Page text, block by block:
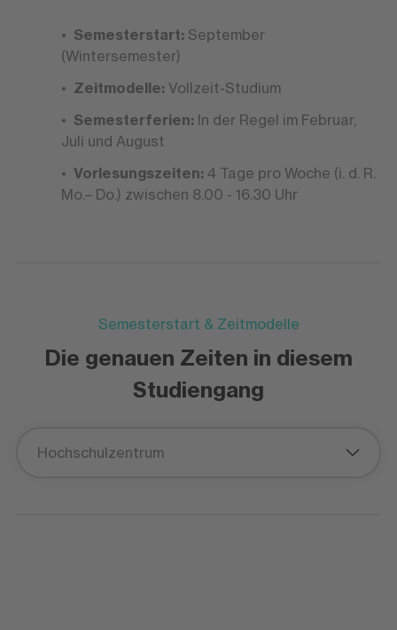
Semesterstart:September
(Wintersemester)
Zeitmodelle:Vollzeit-Studium
Semesterferien:In der Regel im Februar,
Juli und August
Vorlesungszeiten:4 Tage pro Woche (i. d. R.
Mo.– Do.) zwischen 8.00 - 16.30 Uhr
Semesterstart & Zeitmodelle
Die genauen Zeiten in diesem
Studiengang
Hochschulzentrum